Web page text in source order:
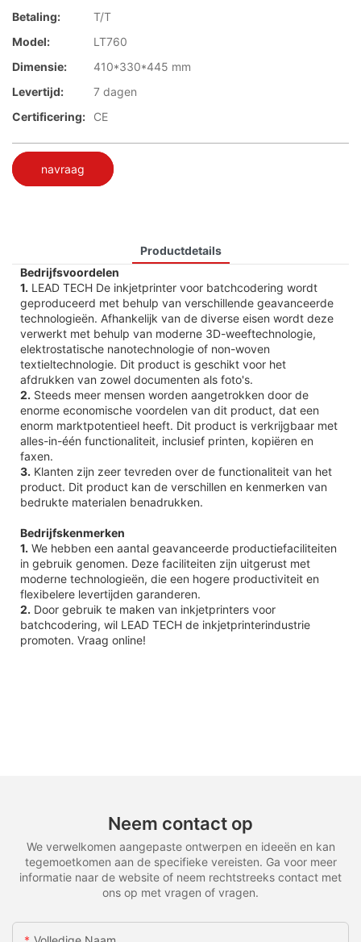
Betaling:
T/T
Model:
LT760
Dimensie:
410*330*445 mm
Levertijd:
7 dagen
Certificering:
CE
navraag
Productdetails
Bedrijfsvoordelen
1. LEAD TECH De inkjetprinter voor batchcodering wordt
geproduceerd met behulp van verschillende geavanceerde
technologieën. Afhankelijk van de diverse eisen wordt deze
verwerkt met behulp van moderne 3D-weeftechnologie,
elektrostatische nanotechnologie of non-woven
textieltechnologie. Dit product is geschikt voor het
afdrukken van zowel documenten als foto's.
2. Steeds meer mensen worden aangetrokken door de
enorme economische voordelen van dit product, dat een
enorm marktpotentieel heeft. Dit product is verkrijgbaar met
alles-in-één functionaliteit, inclusief printen, kopiëren en
faxen.
3. Klanten zijn zeer tevreden over de functionaliteit van het
product. Dit product kan de verschillen en kenmerken van
bedrukte materialen benadrukken.
Bedrijfskenmerken
1. We hebben een aantal geavanceerde productiefaciliteiten
in gebruik genomen. Deze faciliteiten zijn uitgerust met
moderne technologieën, die een hogere productiviteit en
flexibelere levertijden garanderen.
2. Door gebruik te maken van inkjetprinters voor
batchcodering, wil LEAD TECH de inkjetprinterindustrie
promoten. Vraag online!
Neem contact op
We verwelkomen aangepaste ontwerpen en ideeën en kan
tegemoetkomen aan de specifieke vereisten. Ga voor meer
informatie naar de website of neem rechtstreeks contact met
ons op met vragen of vragen.